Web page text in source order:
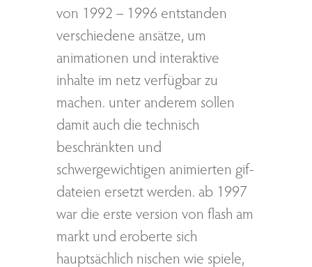
von 1992 – 1996 entstanden
verschiedene ansätze, um
animationen und interaktive
inhalte im netz verfügbar zu
machen. unter anderem sollen
damit auch die technisch
beschränkten und
schwergewichtigen animierten gif-
dateien ersetzt werden. ab 1997
war die erste version von flash am
markt und eroberte sich
hauptsächlich nischen wie spiele,